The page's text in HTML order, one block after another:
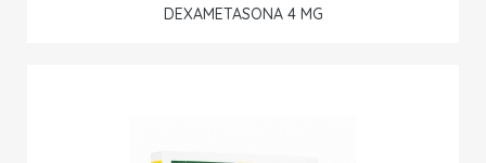
DEXAMETASONA 4 MG